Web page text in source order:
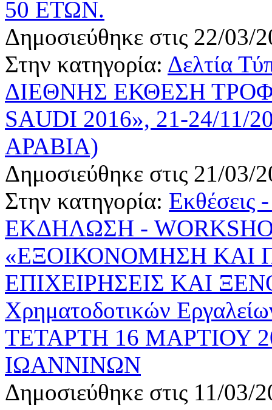
50 ΕΤΩΝ.
Δημοσιεύθηκε στις 22/03/
Στην κατηγορία: Δελτία
ΔΙΕΘΝΗΣ ΕΚΘΕΣΗ
SAUDI 2016», 21-24/
ΑΡΑΒΙΑ)
Δημοσιεύθηκε στις 21/03/
Στην κατηγορία: Εκθέσεις
ΕΚΔΗΛΩΣΗ -
«ΕΞΟΙΚΟΝΟΜΗΣΗ ΚΑΙ
ΕΠΙΧΕΙΡΗΣΕΙΣ ΚΑΙ
Χρηματοδοτικών
ΤΕΤΑΡΤΗ 16 ΜΑΡΤΙΟΥ
ΙΩΑΝΝΙΝΩΝ
Δημοσιεύθηκε στις 11/03/